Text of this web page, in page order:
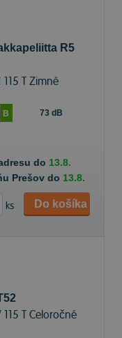
R5
T Zimné
B 73 dB
do 13.8.
Prešov do 13.8.
ks Do košíka
T Celoročné